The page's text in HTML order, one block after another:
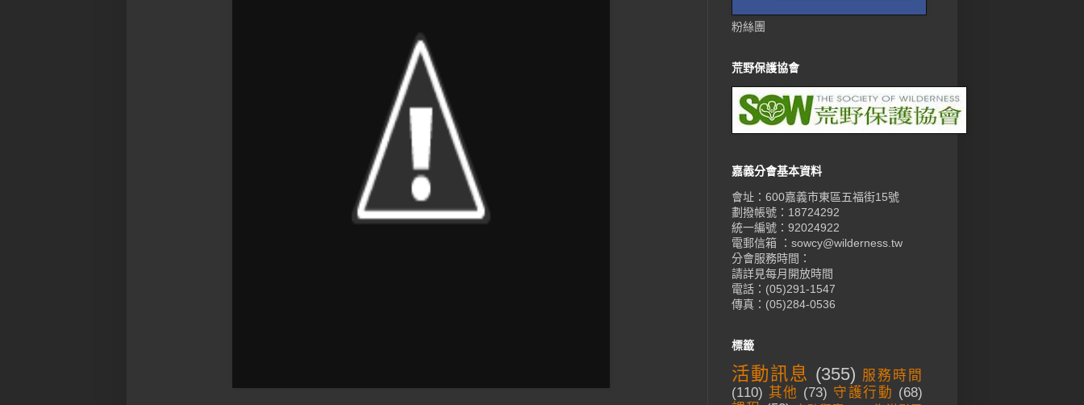
粉絲團
荒野保護協會
嘉義分會基本資料
會址：600嘉義市東區五福街15號
劃撥帳號：18724292
統一編號：92024922
電郵信箱 ：sowcy@wilderness.tw
分會服務時間：
請詳見每月開放時間
電話：(05)291-1547
傳真：(05)284-0536
標籤
活動訊息 (355) 服務時間
(110) 其他 (73) 守護行動 (68)